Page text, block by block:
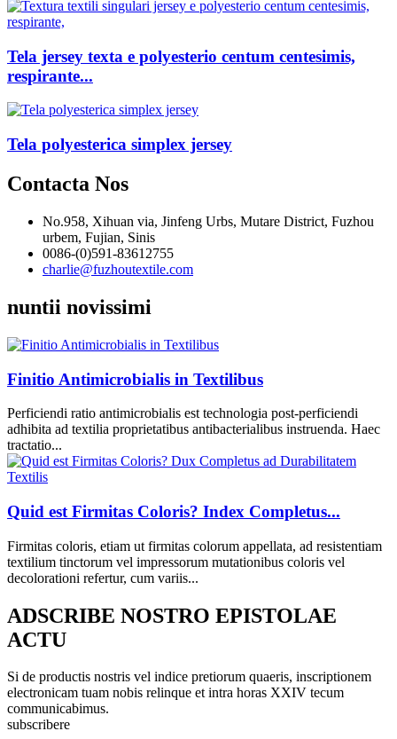
Tela jersey texta e polyesterio centum centesimis,
respirante...
Tela polyesterica simplex jersey
Contacta Nos
No.958, Xihuan via, Jinfeng Urbs, Mutare District, Fuzhou
urbem, Fujian, Sinis
0086-(0)591-83612755
charlie@fuzhoutextile.com
nuntii novissimi
Finitio Antimicrobialis in Textilibus
Perficiendi ratio antimicrobialis est technologia post-perficiendi
adhibita ad textilia proprietatibus antibacterialibus instruenda. Haec
tractatio...
Quid est Firmitas Coloris? Index Completus...
Firmitas coloris, etiam ut firmitas colorum appellata, ad resistentiam
textilium tinctorum vel impressorum mutationibus coloris vel
decolorationi refertur, cum variis...
ADSCRIBE NOSTRO EPISTOLAE
ACTU
Si de productis nostris vel indice pretiorum quaeris, inscriptionem
electronicam tuam nobis relinque et intra horas XXIV tecum
communicabimus.
subscribere